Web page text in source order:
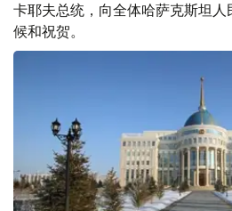
卡耶夫总统，向全体哈萨克斯坦
候和祝贺。